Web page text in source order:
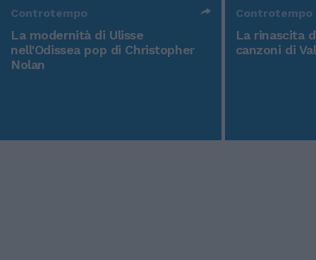
Controtempo
La modernità di Ulisse
nell'Odissea pop di Christopher
Nolan
Controtempo
La rinascita
canzoni di